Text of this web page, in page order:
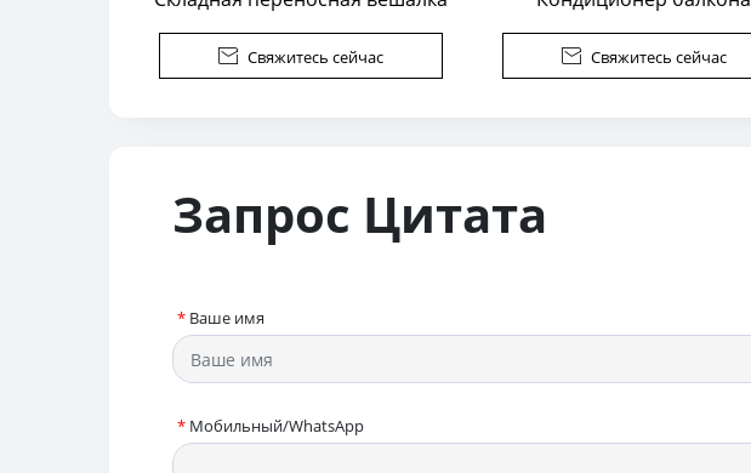
 Свяжитесь сейчас  Свяжитесь сейчас
Запрос Цитата
* Ваше имя
* Мобильный/WhatsApp